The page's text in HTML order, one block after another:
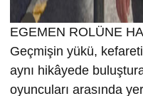
EGEMEN ROLÜNE
Geçmişin yükü,
aynı hikâyede
oyuncuları arasında